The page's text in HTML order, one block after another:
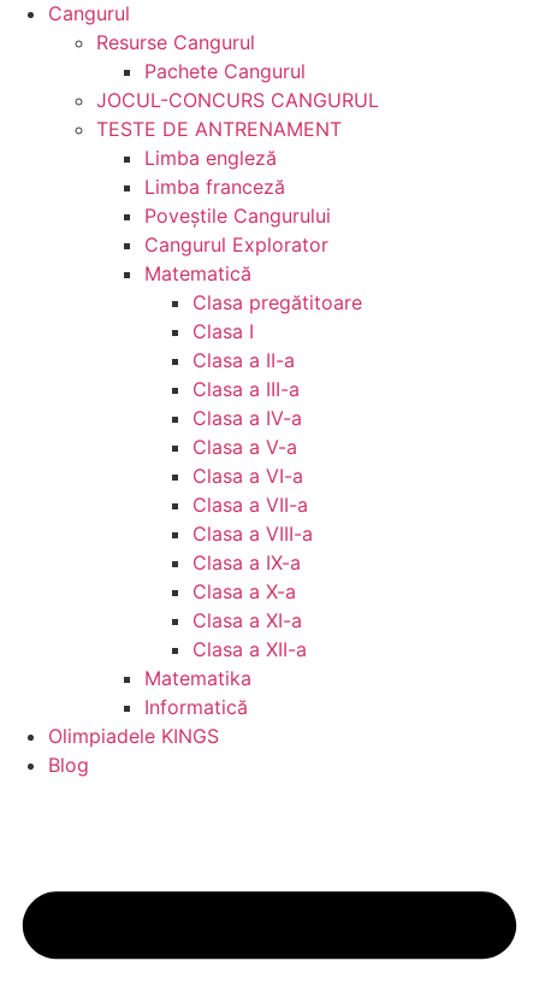
Cangurul
Resurse Cangurul
Pachete Cangurul
JOCUL-CONCURS CANGURUL
TESTE DE ANTRENAMENT
Limba engleză
Limba franceză
Poveștile Cangurului
Cangurul Explorator
Matematică
Clasa pregătitoare
Clasa I
Clasa a II-a
Clasa a III-a
Clasa a IV-a
Clasa a V-a
Clasa a VI-a
Clasa a VII-a
Clasa a VIII-a
Clasa a IX-a
Clasa a X-a
Clasa a XI-a
Clasa a XII-a
Matematika
Informatică
Olimpiadele KINGS
Blog